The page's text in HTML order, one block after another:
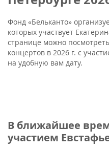
Фонд «Бельканто»
которых участвует
странице можно
концертов в 2026 г. с
на удобную вам дату.
В ближайшее
участием